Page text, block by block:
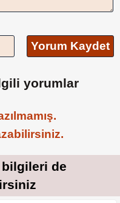
Yorum Kaydet
yorumlar
bilgileri de